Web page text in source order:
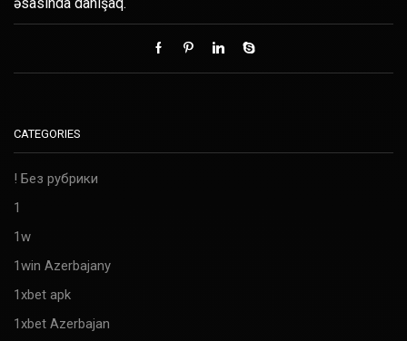
CATEGORIES
! Без рубрики
1
1w
1win Azerbajany
1xbet apk
1xbet Azerbajan